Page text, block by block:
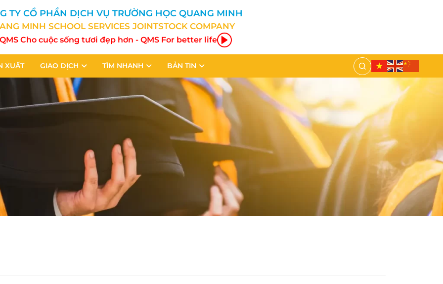
TY CỔ PHẦN DỊCH VỤ TRƯỜNG HỌC QUANG MINH
MINH SCHOOL SERVICES JOINTSTOCK COMPANY
Cho cuộc sống tươi đẹp hơn - QMS For better life
XUẤT GIAO DỊCH TÌM NHANH BẢN TIN